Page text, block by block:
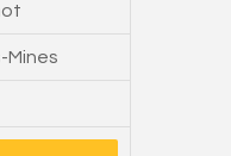
Mines